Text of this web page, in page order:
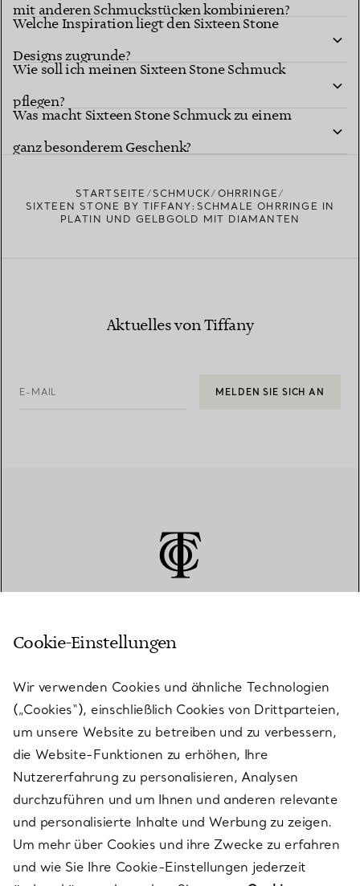
mit anderen Schmuckstücken kombinieren?
Welche Inspiration liegt den Sixteen Stone
Designs zugrunde?
Wie soll ich meinen Sixteen Stone Schmuck
pflegen?
Was macht Sixteen Stone Schmuck zu einem
ganz besonderem Geschenk?
STARTSEITE SCHMUCK
OHRRINGE
SIXTEEN STONE BY TIFFANY:SCHMALE OHRRINGE IN
PLATIN UND GELBGOLD MIT DIAMANTEN
Aktuelles von Tiffany
E-MAIL MELDEN SIE SICH AN
KUNDENSERVICE
SERVICES
ÜBER TIFFANY & CO.
RECHTLICHE HINWEISE
Cookie-Einstellungen
Wir verwenden Cookies und ähnliche Technologien
(„Cookies“), einschließlich Cookies von Drittparteien,
um unsere Website zu betreiben und zu verbessern,
die Website-Funktionen zu erhöhen, Ihre
Nutzererfahrung zu personalisieren, Analysen
durchzuführen und um Ihnen und anderen relevante
und personalisierte Inhalte und Werbung zu zeigen.
Um mehr über Cookies und ihre Zwecke zu erfahren
und wie Sie Ihre Cookie-Einstellungen jederzeit